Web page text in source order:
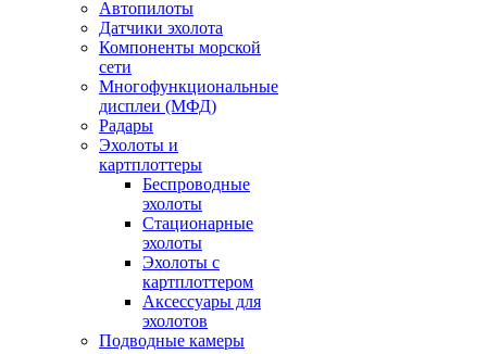
Автопилоты
Датчики эхолота
Компоненты морской
сети
Многофункциональные
дисплеи (МФД)
Радары
Эхолоты и
картплоттеры
Беспроводные
эхолоты
Стационарные
эхолоты
Эхолоты с
картплоттером
Аксессуары для
эхолотов
Подводные камеры